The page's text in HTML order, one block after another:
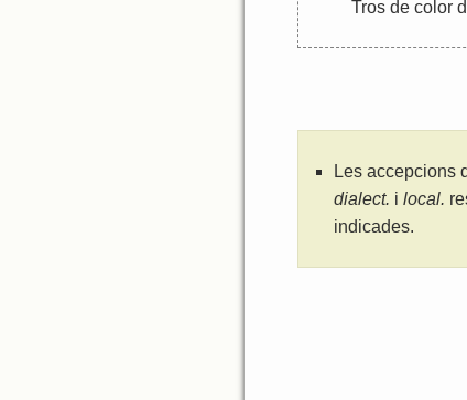
Tros de color
Les accepcions
dialect. i local.
indicades.